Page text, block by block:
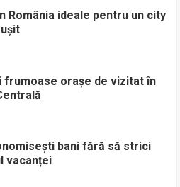
România ideale pentru un city
frumoase orașe de vizitat în
bani fără să strici
vacanței